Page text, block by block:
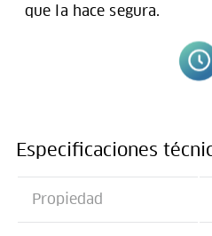
que la hace segura.
Especificaciones
Propiedad